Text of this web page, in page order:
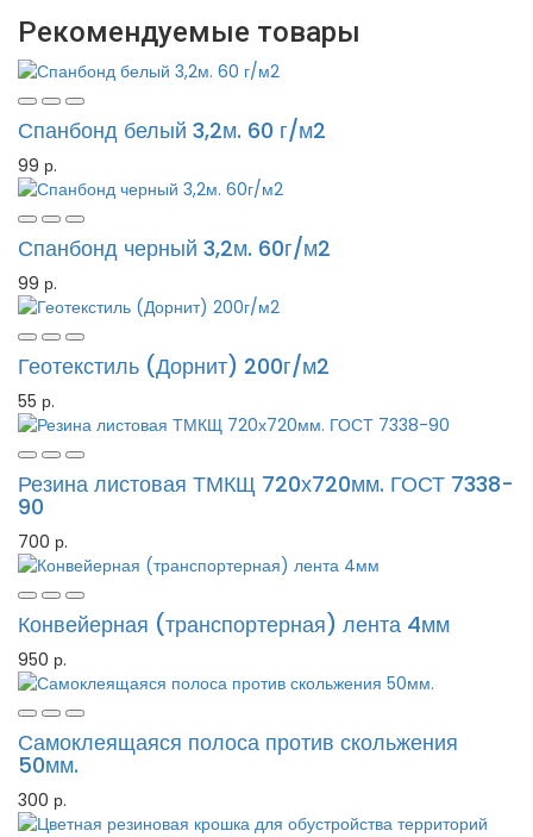
Рекомендуемые товары
Спанбонд белый 3,2м. 60 г/м2
99 р.
Спанбонд черный 3,2м. 60г/м2
99 р.
Геотекстиль (Дорнит) 200г/м2
55 р.
Резина листовая ТМКЩ 720х720мм. ГОСТ 7338-
90
700 р.
Конвейерная (транспортерная) лента 4мм
950 р.
Самоклеящаяся полоса против скольжения
50мм.
300 р.